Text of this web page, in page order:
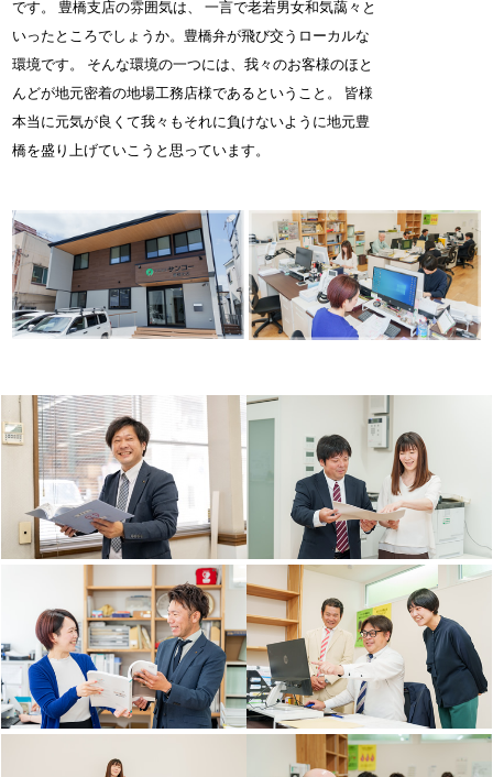
です。 豊橋支店の雰囲気は、 一言で老若男女和気藹々と
いったところでしょうか。豊橋弁が飛び交うローカルな
環境です。 そんな環境の一つには、我々のお客様のほと
んどが地元密着の地場工務店様であるということ。 皆様
本当に元気が良くて我々もそれに負けないように地元豊
橋を盛り上げていこうと思っています。